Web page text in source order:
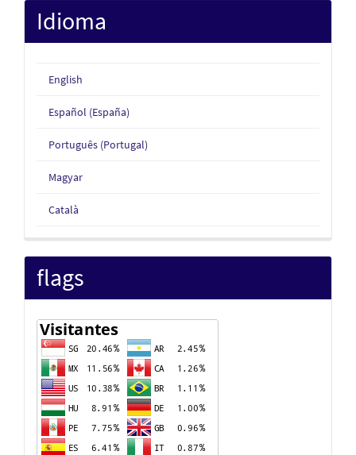
Idioma
English
Español (España)
Português (Portugal)
Magyar
Català
flags